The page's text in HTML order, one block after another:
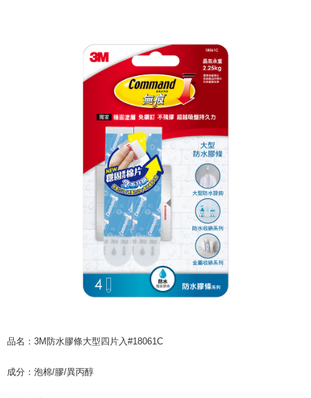
グでお支払いください。
代金納付期限は最短で 14 日以内ですので、ご注意ください。AFTEE アプ
リをダウンロードして AFTEE 会員になるとお支払い期限を最長 45 日以内
お支払期限は、ショップが請求した期日と、AFTEEで延長できる日数をも
とに計算されます。AFTEEで注文すると、商品を受け取るまで支払い期限
を延長できますが、商品を期限内に受け取れない場合があります（例：予
約商品や商品到着日が比較的遅い商品）。そのため、商品到着の有無に関
わらず、AFTEEで指定された期限内にお支払いください。
1.初回 AFTEEを ご利用の際に、認証結果及び当社の審査の結果に基づ
き、限度額が設定されます。
2.決済金額は最低NT$20です。
3.現在、台湾の会員のみご利用いただけます。
三、利用規約「AFTEE代金後払い」（以下当サービスという）はネットプ
ロテクションズ（以下 AFTEE という）が提供し、AFTEEが代金を徴収し
ます。当サービスご利用の際に提供しなければならない個人情報（注文者
す。AFTEEの個人情報の収集、処理、利用について、詳細はAFTEE公式ホ
配送毎にNT$60、NT$599以上で送料無料
配送毎にNT$60、NT$599以上で送料無料
配送毎にNT$60、NT$599以上で送料無料
配送毎にNT$120、NT$899以上で送料無料
品名：3M防水膠條大型四片入#18061C
成分：泡棉/膠/異丙醇